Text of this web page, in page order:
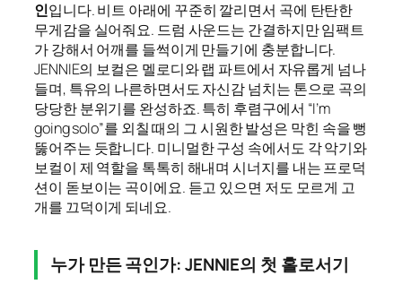
인입니다. 비트 아래에 꾸준히 깔리면서 곡에 탄탄한
무게감을 실어줘요. 드럼 사운드는 간결하지만 임팩트
가 강해서 어깨를 들썩이게 만들기에 충분합니다.
JENNIE의 보컬은 멜로디와 랩 파트에서 자유롭게 넘나
들며, 특유의 나른하면서도 자신감 넘치는 톤으로 곡의
당당한 분위기를 완성하죠. 특히 후렴구에서 “I’m
going solo”를 외칠 때의 그 시원한 발성은 막힌 속을 뻥
뚫어주는 듯합니다. 미니멀한 구성 속에서도 각 악기와
보컬이 제 역할을 톡톡히 해내며 시너지를 내는 프로덕
션이 돋보이는 곡이에요. 듣고 있으면 저도 모르게 고
개를 끄덕이게 되네요.
누가 만든 곡인가: JENNIE의 첫 홀로서기